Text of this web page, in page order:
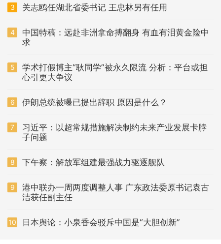
3 关志鸥任湖北省委书记 王忠林另有任用
4
中国特稿：远赴非洲拿命搏翻身 有血有泪黄金险中
求
5
学术打假博主“耿同学”被永久限流 分析：平台或担
心引更大争议
6 伊朗总统被曝已提出辞职 原因是什么？
7
习近平：以超常规措施解决制约未来产业发展卡脖
子问题
8 下午察：解放军组建最强战力驱逐舰队
9
港中联办一周两度调整人事 广东政法委原书记袁古
洁获任副主任
10 日本舆论：小泉香会驳斥中国是“大胆创新”